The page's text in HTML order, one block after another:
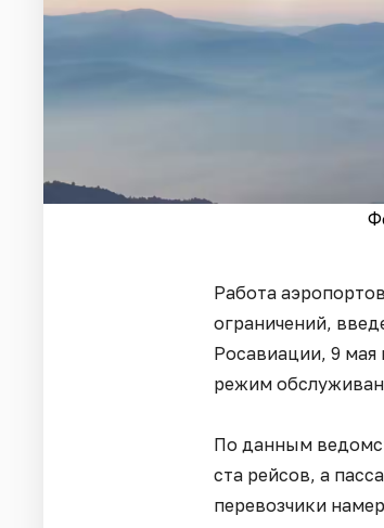
Работа
ограничений,
Росавиации, 9 мая
режим
По данным
ста рейсов, а
перевозчики